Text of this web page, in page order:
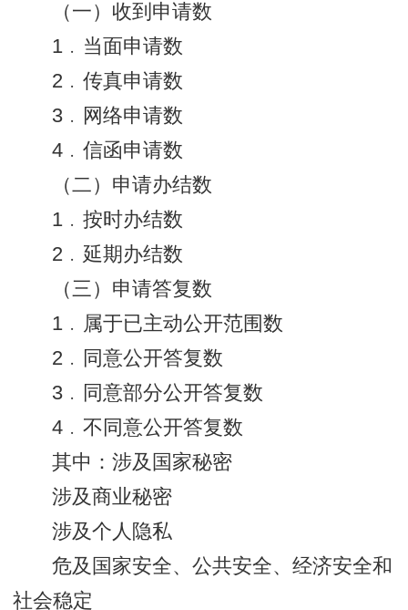
（一）收到申请数
1﹒当面申请数
2﹒传真申请数
3﹒网络申请数
4﹒信函申请数
（二）申请办结数
1﹒按时办结数
2﹒延期办结数
（三）申请答复数
1﹒属于已主动公开范围数
2﹒同意公开答复数
3﹒同意部分公开答复数
4﹒不同意公开答复数
其中：涉及国家秘密
涉及商业秘密
涉及个人隐私
危及国家安全、公共安全、经济安全和
社会稳定